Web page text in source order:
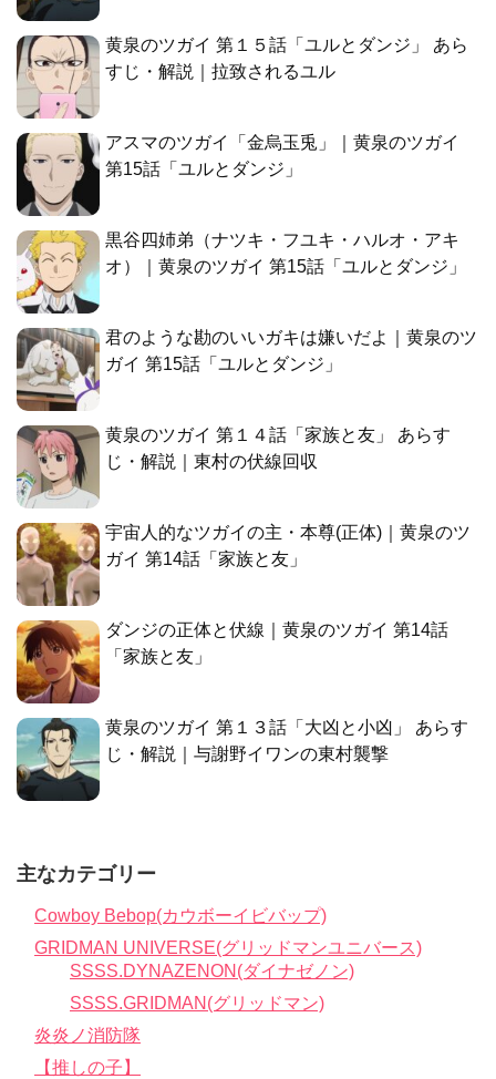
黄泉のツガイ 第１５話「ユルとダンジ」 あら
すじ・解説｜拉致されるユル
アスマのツガイ「金烏玉兎」｜黄泉のツガイ
第15話「ユルとダンジ」
黒谷四姉弟（ナツキ・フユキ・ハルオ・アキ
オ）｜黄泉のツガイ 第15話「ユルとダンジ」
君のような勘のいいガキは嫌いだよ｜黄泉のツ
ガイ 第15話「ユルとダンジ」
黄泉のツガイ 第１４話「家族と友」 あらす
じ・解説｜東村の伏線回収
宇宙人的なツガイの主・本尊(正体)｜黄泉のツ
ガイ 第14話「家族と友」
ダンジの正体と伏線｜黄泉のツガイ 第14話
「家族と友」
黄泉のツガイ 第１３話「大凶と小凶」 あらす
じ・解説｜与謝野イワンの東村襲撃
主なカテゴリー
Cowboy Bebop(カウボーイビバップ)
GRIDMAN UNIVERSE(グリッドマンユニバース)
SSSS.DYNAZENON(ダイナゼノン)
SSSS.GRIDMAN(グリッドマン)
炎炎ノ消防隊
【推しの子】